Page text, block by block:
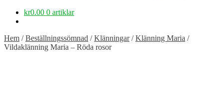
kr0.00 0 artiklar
Hem /Beställningssömnad /Klänningar/Klänning Maria /
Vildaklänning Maria – Röda rosor